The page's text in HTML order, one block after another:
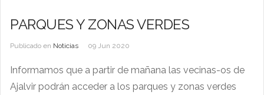
PARQUES Y ZONAS VERDES
Publicado en Noticias 09 Jun 2020
Informamos que a partir de mañana las vecinas-os de
Ajalvir podrán acceder a los parques y zonas verdes